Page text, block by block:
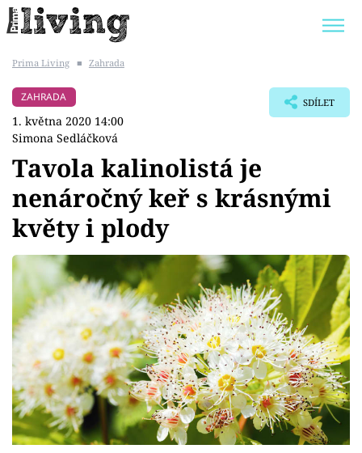
BYDLENÍ SLAVNÝCH
Témata
Bydlení
Zahrada
Design
Sledujte prima+
Přihlášení
Prima Living ■ Zahrada
ZAHRADA
1. května 2020 14:00
Simona Sedláčková
SDÍLET
Tavola kalinolistá je
nenáročný keř s krásnými
květy i plody